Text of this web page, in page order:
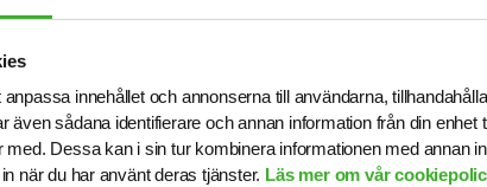
innehållet och annonserna till användarna,
även sådana identifierare och annan information från din
Dessa kan i sin tur kombinera informationen med annan
när du har använt deras tjänster. Läs mer om vår